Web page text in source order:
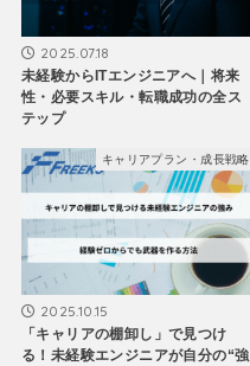
2025.07.18
未経験からITエンジニアへ｜将来
性・必要スキル・転職成功の全ス
テップ
キャリアプラン・成長戦略
2025.10.15
「キャリアの棚卸し」で見つけ
る！未経験エンジニアが自分の“強